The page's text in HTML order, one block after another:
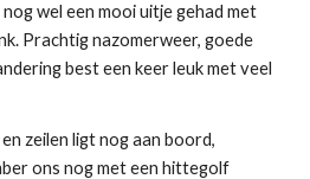
wel een mooi uitje gehad met
Prachtig nazomerweer, goede
best een keer leuk met veel
zeilen ligt nog aan boord,
ons nog met een hittegolf